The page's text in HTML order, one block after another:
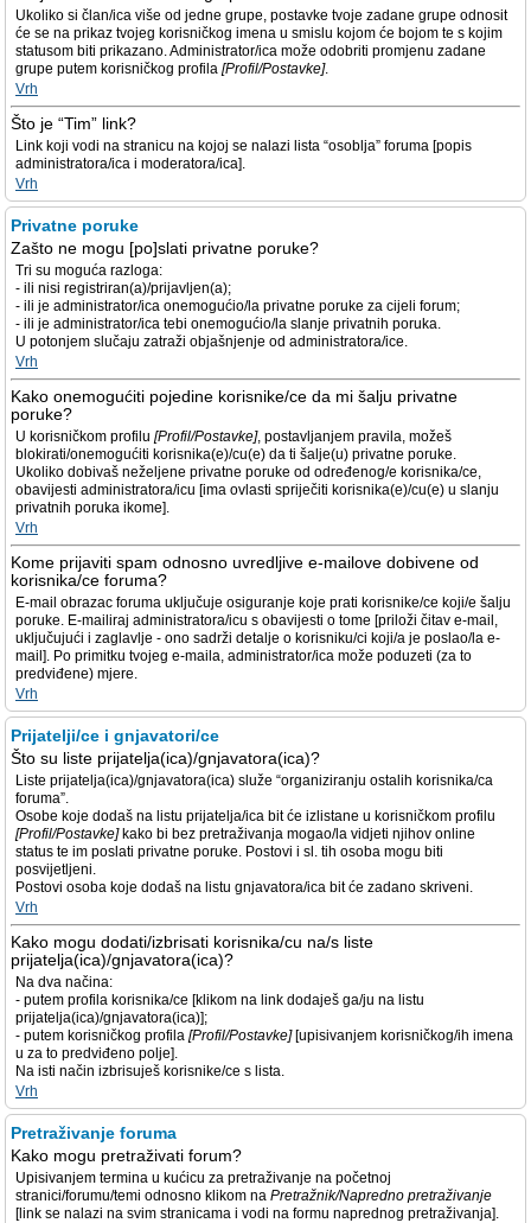
Ukoliko si član/ica više od jedne grupe, postavke tvoje zadane grupe odnosit
će se na prikaz tvojeg korisničkog imena u smislu kojom će bojom te s kojim
statusom biti prikazano. Administrator/ica može odobriti promjenu zadane
grupe putem korisničkog profila [Profil/Postavke].
Vrh
Što je “Tim” link?
Link koji vodi na stranicu na kojoj se nalazi lista “osoblja” foruma [popis
administratora/ica i moderatora/ica].
Vrh
Privatne poruke
Zašto ne mogu [po]slati privatne poruke?
Tri su moguća razloga:
- ili nisi registriran(a)/prijavljen(a);
- ili je administrator/ica onemogućio/la privatne poruke za cijeli forum;
- ili je administrator/ica tebi onemogućio/la slanje privatnih poruka.
U potonjem slučaju zatraži objašnjenje od administratora/ice.
Vrh
Kako onemogućiti pojedine korisnike/ce da mi šalju privatne
poruke?
U korisničkom profilu [Profil/Postavke], postavljanjem pravila, možeš
blokirati/onemogućiti korisnika(e)/cu(e) da ti šalje(u) privatne poruke.
Ukoliko dobivaš neželjene privatne poruke od određenog/e korisnika/ce,
obavijesti administratora/icu [ima ovlasti spriječiti korisnika(e)/cu(e) u slanju
privatnih poruka ikome].
Vrh
Kome prijaviti spam odnosno uvredljive e-mailove dobivene od
korisnika/ce foruma?
E-mail obrazac foruma uključuje osiguranje koje prati korisnike/ce koji/e šalju
poruke. E-mailiraj administratora/icu s obavijesti o tome [priloži čitav e-mail,
uključujući i zaglavlje - ono sadrži detalje o korisniku/ci koji/a je poslao/la e-
mail]. Po primitku tvojeg e-maila, administrator/ica može poduzeti (za to
predviđene) mjere.
Vrh
Prijatelji/ce i gnjavatori/ce
Što su liste prijatelja(ica)/gnjavatora(ica)?
Liste prijatelja(ica)/gnjavatora(ica) služe “organiziranju ostalih korisnika/ca
foruma”.
Osobe koje dodaš na listu prijatelja/ica bit će izlistane u korisničkom profilu
[Profil/Postavke]kako bi bez pretraživanja mogao/la vidjeti njihov online
status te im poslati privatne poruke. Postovi i sl. tih osoba mogu biti
posvijetljeni.
Postovi osoba koje dodaš na listu gnjavatora/ica bit će zadano skriveni.
Vrh
Kako mogu dodati/izbrisati korisnika/cu na/s liste
prijatelja(ica)/gnjavatora(ica)?
Na dva načina:
- putem profila korisnika/ce [klikom na link dodaješ ga/ju na listu
prijatelja(ica)/gnjavatora(ica)];
- putem korisničkog profila [Profil/Postavke][upisivanjem korisničkog/ih imena
u za to predviđeno polje].
Na isti način izbrisuješ korisnike/ce s lista.
Vrh
Pretraživanje foruma
Kako mogu pretraživati forum?
Upisivanjem termina u kućicu za pretraživanje na početnoj
stranici/forumu/temi odnosno klikom na Pretražnik/Napredno pretraživanje
[link se nalazi na svim stranicama i vodi na formu naprednog pretraživanja].